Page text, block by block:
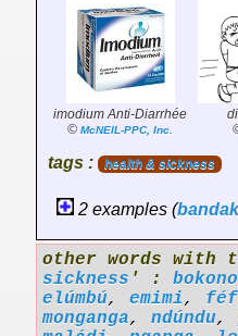
imodium Anti-Diarrhée
© McNEIL-PPC, Inc.
tags : health & sickness
2 examples (
other words with
sickness ' : bokono
elúmbú, emimi,
monganga, ndúndu,